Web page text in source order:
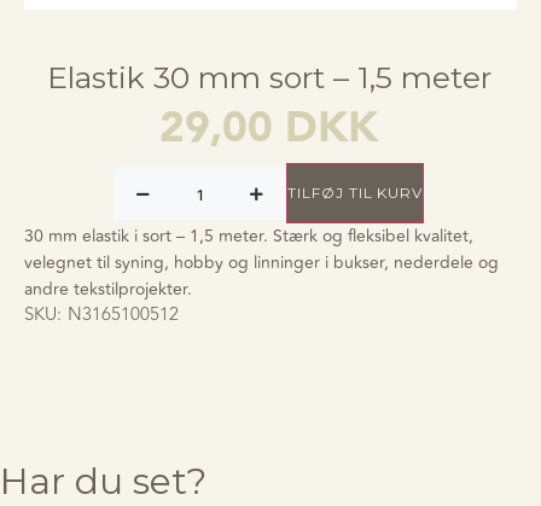
Elastik 30 mm sort – 1,5 meter
29,00 DKK
TILFØJ TIL KURV
30 mm elastik i sort – 1,5 meter. Stærk og fleksibel kvalitet,
velegnet til syning, hobby og linninger i bukser, nederdele og
andre tekstilprojekter.
SKU: N3165100512
Har du set?